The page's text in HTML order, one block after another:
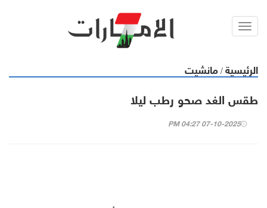
Toggl
الرئيسية / مانشيت
طقس الغد صحو رطب ليلا
07-10-2025 04:27 PM